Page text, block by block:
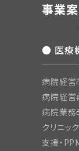
事業
● 医療
病院経営
病院経営
病院業務
クリニッ
支援・PPM